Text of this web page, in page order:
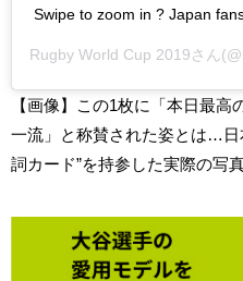
Swipe to zoom in ? Japan
Rugby World Cup 2019さん
【画像】この1枚に「本日最
一流」と称賛された姿とは…日
詞カード”を持参した実際の写